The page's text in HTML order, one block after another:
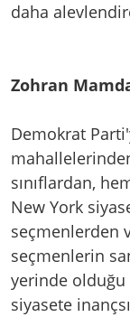
daha
Zohran
Demokrat
sınıflardan,
New York
seçmenlerden
seçmenlerin
yerinde
siyasete